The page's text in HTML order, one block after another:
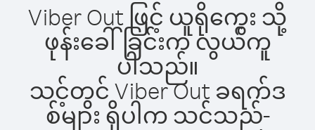
Viber Out ဖြင့် ယူရိုကွေး သို့
ဖုန်းခေါ်ခြင်းက လွယ်ကူ
ပါသည်။
သင့်တွင် Viber Out ခရက်ဒ
စ်များ ရှိပါက သင်သည်-